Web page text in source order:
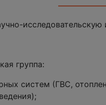
исследовательскую
группа:
систем (ГВС,